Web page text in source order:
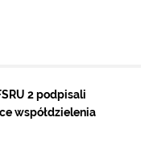
2 podpisali
współdzielenia